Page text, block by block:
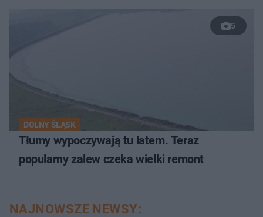
5
DOLNY ŚLĄSK
Tłumy wypoczywają tu latem. Teraz
popularny zalew czeka wielki remont
NAJNOWSZE NEWSY: